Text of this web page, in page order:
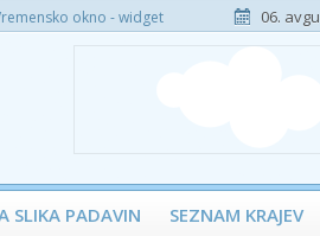
okno - widget 06.
SLIKA PADAVIN SEZNAM KRAJEV